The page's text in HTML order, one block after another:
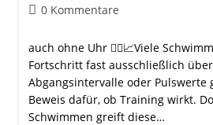
Beitrags-
0 Kommentare
auch ohne Uhr 🏊‍♂️📈Viele
Fortschritt fast ausschließlich
Abgangsintervalle oder Pulswerte
Beweis dafür, ob Training wirkt.
Schwimmen greift diese…